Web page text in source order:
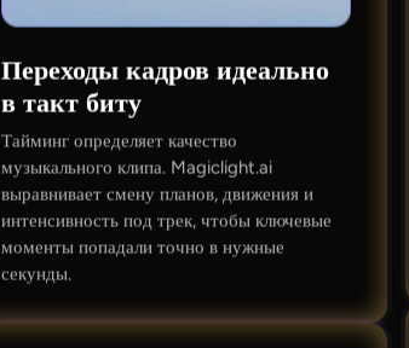
Переходы кадров идеально
в такт биту
Тайминг определяет качество
музыкального клипа. Magiclight.ai
выравнивает смену планов, движения и
интенсивность под трек, чтобы ключевые
моменты попадали точно в нужные
секунды.